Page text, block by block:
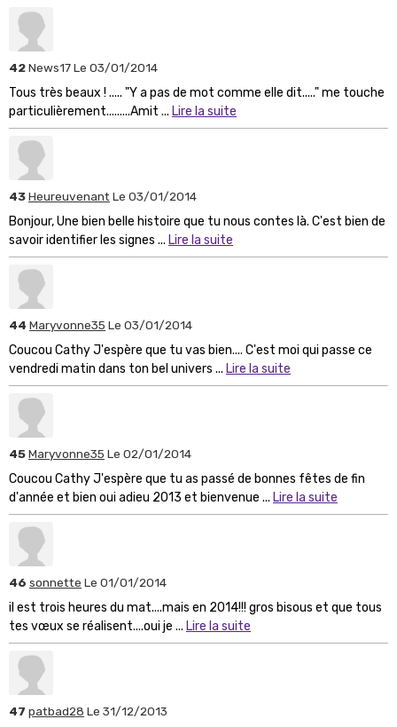
42News17Le 03/01/2014
Tous très beaux ! ..... "Y a pas de mot comme elle dit....." me touche
particulièrement.........Amit ... Lire la suite
43Heureuvenant Le 03/01/2014
Bonjour, Une bien belle histoire que tu nous contes là. C'est bien de
savoir identifier les signes ... Lire la suite
44 Maryvonne35 Le 03/01/2014
Coucou Cathy J'espère que tu vas bien.... C'est moi qui passe ce
vendredi matin dans ton bel univers ... Lire la suite
45Maryvonne35 Le 02/01/2014
Coucou Cathy J'espère que tu as passé de bonnes fêtes de fin
d'année et bien oui adieu 2013 et bienvenue ... Lire la suite
46 sonnette Le 01/01/2014
il est trois heures du mat....mais en 2014!!! gros bisous et que tous
tes vœux se réalisent....oui je ... Lire la suite
47 patbad28 Le 31/12/2013